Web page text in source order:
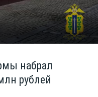
набрал
рублей